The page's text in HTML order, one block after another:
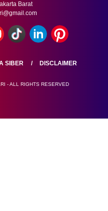
Barat
SIBER DISCLAIMER
- ALL RIGHTS RESERVED